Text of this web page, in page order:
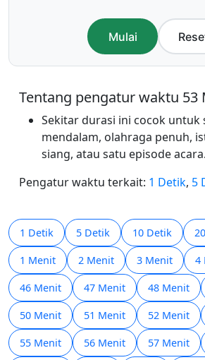
Mulai
Tentang pengatur waktu 53
Sekitar durasi ini cocok untuk
mendalam, olahraga penuh,
siang, atau satu episode acara.
Pengatur waktu terkait: 1 Detik, 5
1 Detik 5 Detik 10 Detik
1 Menit 2 Menit 3 Menit 4
46 Menit 47 Menit 48 Menit
50 Menit 51 Menit 52 Menit
55 Menit 56 Menit 57 Menit